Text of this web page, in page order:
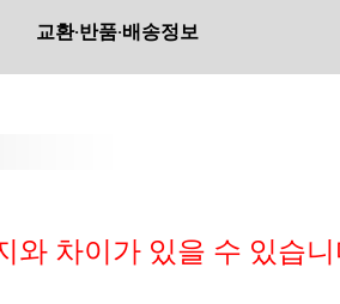
교환·반품·배송정보
와 차이가 있을 수 있습